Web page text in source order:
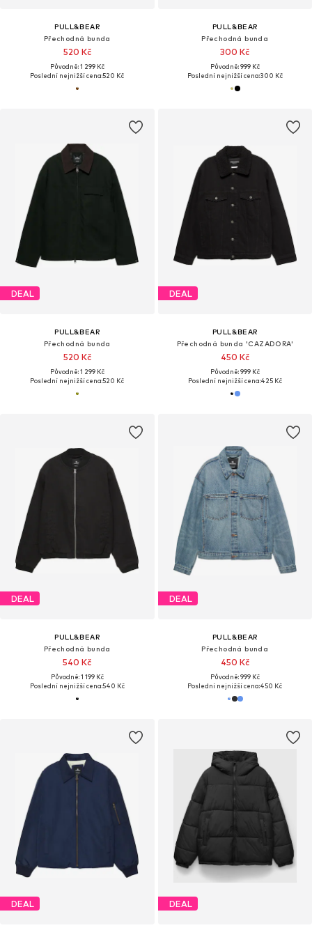
PULL&BEAR
Přechodná bunda
520 Kč
Původně: 1 299 Kč
Poslední nejnižší cena:520 Kč
PULL&BEAR
Přechodná bunda
300 Kč
Původně: 999 Kč
Poslední nejnižší cena:300 Kč
DEAL
PULL&BEAR
Přechodná bunda
520 Kč
Původně: 1 299 Kč
Poslední nejnižší cena:520 Kč
DEAL
PULL&BEAR
Přechodná bunda 'CAZADORA'
450 Kč
Původně: 999 Kč
Poslední nejnižší cena:425 Kč
DEAL
PULL&BEAR
Přechodná bunda
540 Kč
Původně: 1 199 Kč
Poslední nejnižší cena:540 Kč
DEAL
PULL&BEAR
Přechodná bunda
450 Kč
Původně: 999 Kč
Poslední nejnižší cena:450 Kč
DEAL DEAL